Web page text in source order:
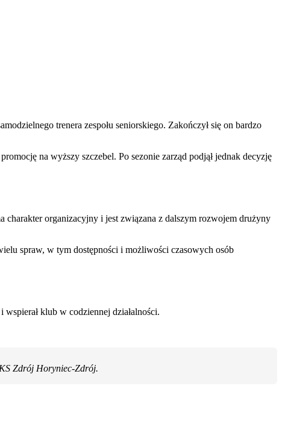
trenera zespołu seniorskiego. Zakończył się on bardzo
na wyższy szczebel. Po sezonie zarząd podjął jednak decyzję
charakter organizacyjny i jest związana z dalszym rozwojem drużyny
spraw, w tym dostępności i możliwości czasowych osób
klub w codziennej działalności.
Zdrój Horyniec-Zdrój.